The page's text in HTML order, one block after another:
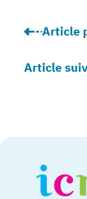
Article
: « Nous
Article
: L’Institut